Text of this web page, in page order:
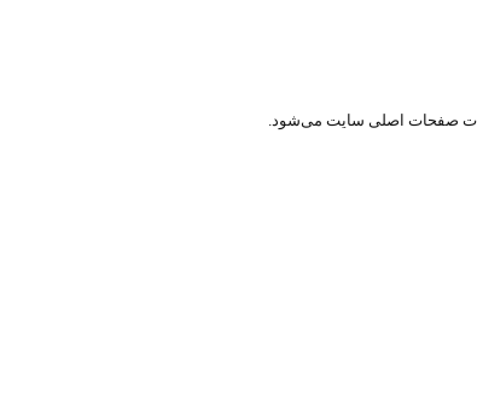
صفحات اصلی سایت می‌شود.